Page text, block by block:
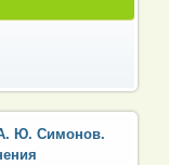
Ю. Симонов.